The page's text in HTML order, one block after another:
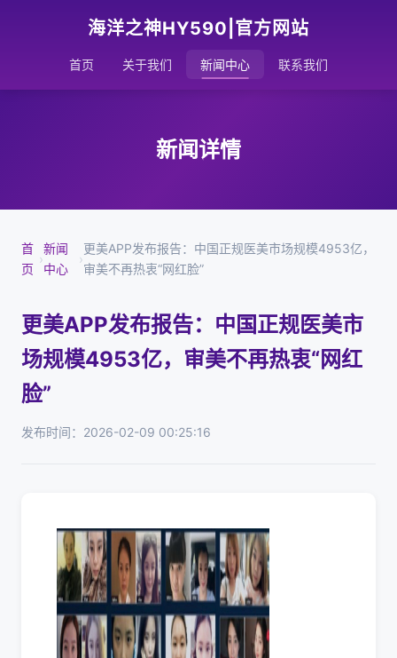
海洋之神HY590|官方网站
首页 关于我们 新闻中心 联系我们
新闻详情
首
页
›
新闻
中心
›
更美APP发布报告：中国正规医美市场规模4953亿，
审美不再热衷“网红脸”
更美APP发布报告：中国正规医美市
场规模4953亿，审美不再热衷“网红
脸”
发布时间：2026-02-09 00:25:16